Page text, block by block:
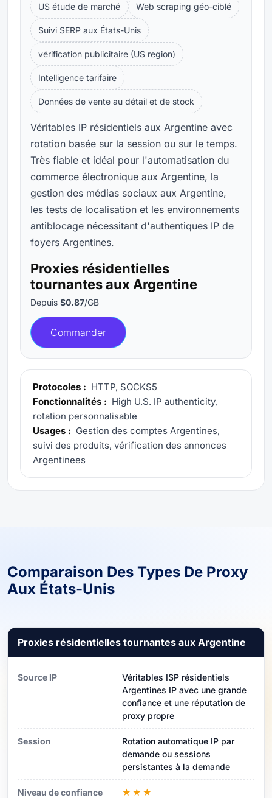
US étude de marché Web scraping géo-ciblé
Suivi SERP aux États-Unis
vérification publicitaire (US region)
Intelligence tarifaire
Données de vente au détail et de stock
Véritables IP résidentiels aux Argentine avec
rotation basée sur la session ou sur le temps.
Très fiable et idéal pour l'automatisation du
commerce électronique aux Argentine, la
gestion des médias sociaux aux Argentine,
les tests de localisation et les environnements
antiblocage nécessitant d'authentiques IP de
foyers Argentines.
Proxies résidentielles
tournantes aux Argentine
Depuis $0.87/GB
Commander
Protocoles : HTTP, SOCKS5
Fonctionnalités : High U.S. IP authenticity,
rotation personnalisable
Usages : Gestion des comptes Argentines,
suivi des produits, vérification des annonces
Argentinees
Comparaison Des Types De Proxy
Aux États-Unis
Proxies résidentielles tournantes aux Argentine
Source IP
Véritables ISP résidentiels
Argentines IP avec une grande
confiance et une réputation de
proxy propre
Session
Rotation automatique IP par
demande ou sessions
persistantes à la demande
Niveau de confiance ★★★